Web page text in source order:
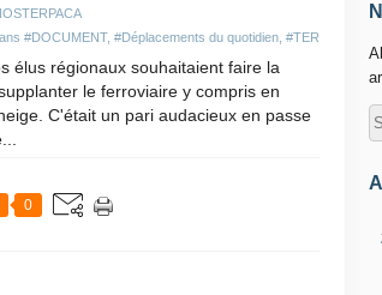
#DOCUMENT, #Déplacements du quotidien #TER
élus régionaux souhaitaient faire la
le ferroviaire y compris en
C'était un pari audacieux en passe
0